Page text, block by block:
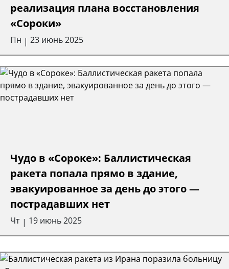
реализация плана восстановления
«Сороки»
Пн | 23 июнь 2025
Чудо в «Сороке»: Баллистическая
ракета попала прямо в здание,
эвакуированное за день до этого —
пострадавших нет
Чт | 19 июнь 2025